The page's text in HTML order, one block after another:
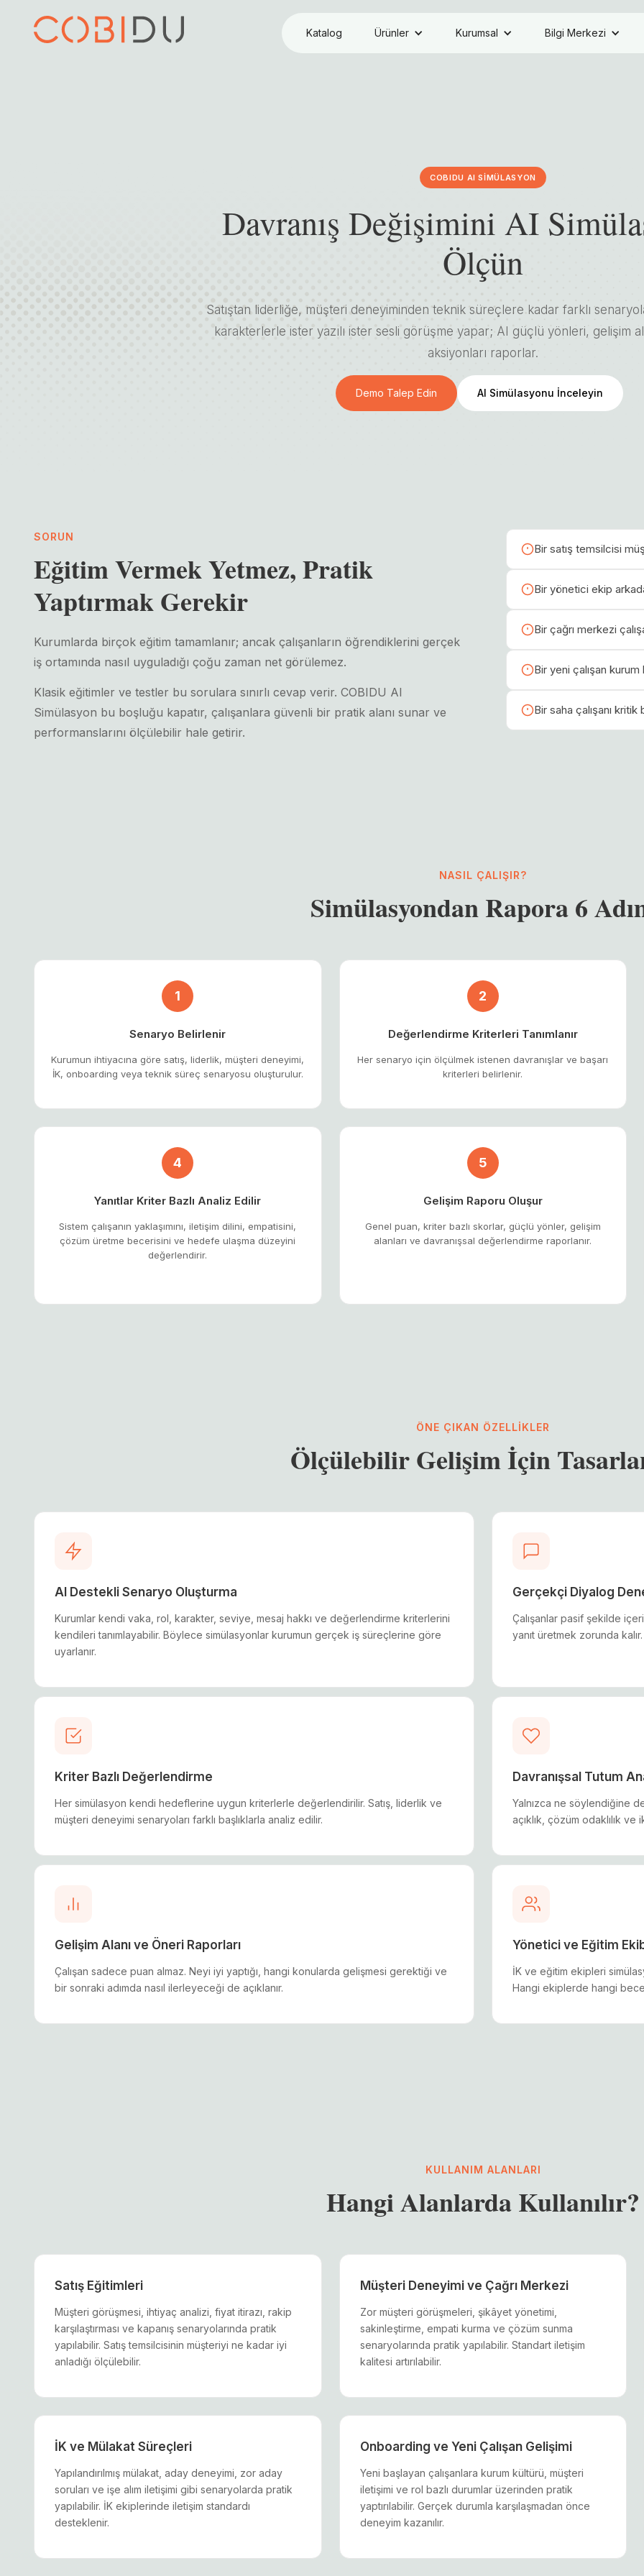
Katalog Ürünler Kurumsal Bilgi Merkezi
COBIDU AI SİMÜLASYON
Davranış Değişimini AI
Ölçün
Satıştan liderliğe, müşteri deneyiminden teknik süreçlere kadar farklı
karakterlerle ister yazılı ister sesli görüşme yapar; AI güçlü yönleri, gelişim
aksiyonları raporlar.
Demo Talep Edin AI Simülasyonu İnceleyin
SORUN
Eğitim Vermek Yetmez, Pratik
Yaptırmak Gerekir
Kurumlarda birçok eğitim tamamlanır; ancak çalışanların öğrendiklerini gerçek
iş ortamında nasıl uyguladığı çoğu zaman net görülemez.
Klasik eğitimler ve testler bu sorulara sınırlı cevap verir. COBIDU AI
Simülasyon bu boşluğu kapatır, çalışanlara güvenli bir pratik alanı sunar ve
performanslarını ölçülebilir hale getirir.
Bir satış temsilcisi
Bir yönetici ekip
Bir çağrı merkezi
Bir yeni çalışan
Bir saha çalışanı
NASIL ÇALIŞIR?
Simülasyondan Rapora 6
1
Senaryo Belirlenir
Kurumun ihtiyacına göre satış, liderlik, müşteri deneyimi,
İK, onboarding veya teknik süreç senaryosu oluşturulur.
2
Değerlendirme Kriterleri Tanımlanır
Her senaryo için ölçülmek istenen davranışlar ve başarı
kriterleri belirlenir.
4
Yanıtlar Kriter Bazlı Analiz Edilir
Sistem çalışanın yaklaşımını, iletişim dilini, empatisini,
çözüm üretme becerisini ve hedefe ulaşma düzeyini
değerlendirir.
5
Gelişim Raporu Oluşur
Genel puan, kriter bazlı skorlar, güçlü yönler, gelişim
alanları ve davranışsal değerlendirme raporlanır.
ÖNE ÇIKAN ÖZELLIKLER
Ölçülebilir Gelişim İçin
AI Destekli Senaryo Oluşturma
Kurumlar kendi vaka, rol, karakter, seviye, mesaj hakkı ve değerlendirme kriterlerini
kendileri tanımlayabilir. Böylece simülasyonlar kurumun gerçek iş süreçlerine göre
uyarlanır.
Gerçekçi Diyalog
Çalışanlar pasif şekilde
yanıt üretmek zorunda
Kriter Bazlı Değerlendirme
Her simülasyon kendi hedeflerine uygun kriterlerle değerlendirilir. Satış, liderlik ve
müşteri deneyimi senaryoları farklı başlıklarla analiz edilir.
Davranışsal Tutum
Yalnızca ne söylendiğine
açıklık, çözüm odaklılık
Gelişim Alanı ve Öneri Raporları
Çalışan sadece puan almaz. Neyi iyi yaptığı, hangi konularda gelişmesi gerektiği ve
bir sonraki adımda nasıl ilerleyeceği de açıklanır.
Yönetici ve Eğitim
İK ve eğitim ekipleri
Hangi ekiplerde hangi
KULLANIM ALANLARI
Hangi Alanlarda Kullanılır?
Satış Eğitimleri
Müşteri görüşmesi, ihtiyaç analizi, fiyat itirazı, rakip
karşılaştırması ve kapanış senaryolarında pratik
yapılabilir. Satış temsilcisinin müşteriyi ne kadar iyi
anladığı ölçülebilir.
Müşteri Deneyimi ve Çağrı Merkezi
Zor müşteri görüşmeleri, şikâyet yönetimi,
sakinleştirme, empati kurma ve çözüm sunma
senaryolarında pratik yapılabilir. Standart iletişim
kalitesi artırılabilir.
İK ve Mülakat Süreçleri
Yapılandırılmış mülakat, aday deneyimi, zor aday
soruları ve işe alım iletişimi gibi senaryolarda pratik
yapılabilir. İK ekiplerinde iletişim standardı
desteklenir.
Onboarding ve Yeni Çalışan Gelişimi
Yeni başlayan çalışanlara kurum kültürü, müşteri
iletişimi ve rol bazlı durumlar üzerinden pratik
yaptırılabilir. Gerçek durumla karşılaşmadan önce
deneyim kazanılır.